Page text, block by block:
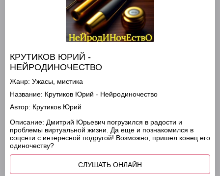
КРУТИКОВ ЮРИЙ -
НЕЙРОДИНОЧЕСТВО
Жанр: Ужасы, мистика
Название: Крутиков Юрий - Нейродиночество
Автор: Крутиков Юрий
Описание: Дмитрий Юрьевич погрузился в радости и
проблемы виртуальной жизни. Да еще и познакомился в
соцсети с интересной подругой! Возможно, пришел конец его
одиночеству?
СЛУШАТЬ ОНЛАЙН